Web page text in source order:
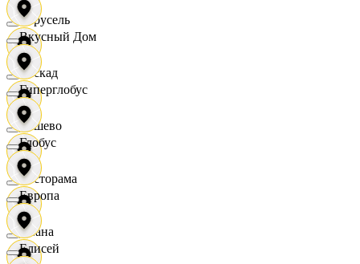
Карусель
Каскад
Дёшево
Касторама
Диана
Вкусный Дом
Гиперглобус
Глобус
Европа
Елисей